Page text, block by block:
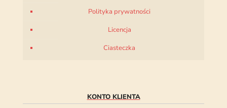
Polityka prywatności
Licencja
Ciasteczka
KONTO KLIENTA